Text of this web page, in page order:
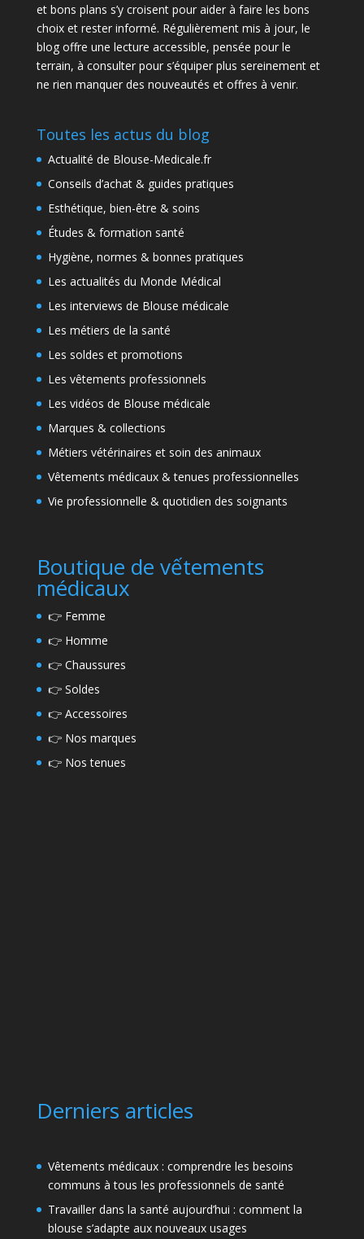
et bons plans s’y croisent pour aider à faire les bons
choix et rester informé. Régulièrement mis à jour, le
blog offre une lecture accessible, pensée pour le
terrain, à consulter pour s’équiper plus sereinement et
ne rien manquer des nouveautés et offres à venir.
Toutes les actus du blog
Actualité de Blouse-Medicale.fr
Conseils d’achat & guides pratiques
Esthétique, bien-être & soins
Études & formation santé
Hygiène, normes & bonnes pratiques
Les actualités du Monde Médical
Les interviews de Blouse médicale
Les métiers de la santé
Les soldes et promotions
Les vêtements professionnels
Les vidéos de Blouse médicale
Marques & collections
Métiers vétérinaires et soin des animaux
Vêtements médicaux & tenues professionnelles
Vie professionnelle & quotidien des soignants
Boutique de vếtements
médicaux
👉 Femme
👉 Homme
👉 Chaussures
👉 Soldes
👉 Accessoires
👉 Nos marques
👉 Nos tenues
Derniers articles
Vêtements médicaux : comprendre les besoins
communs à tous les professionnels de santé
Travailler dans la santé aujourd’hui : comment la
blouse s’adapte aux nouveaux usages